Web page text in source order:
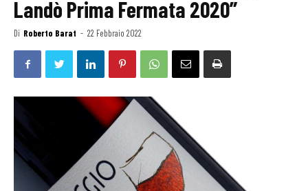
Landò Prima Fermata 2020”
Di Roberto Barat - 22 Febbraio 2022